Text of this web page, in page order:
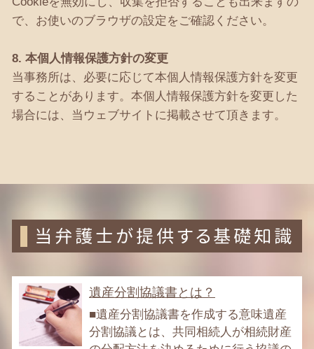
で、お使いのブラウザの設定をご確認ください。
8. 本個人情報保護方針の変更
当事務所は、必要に応じて本個人情報保護方針を変更
することがあります。本個人情報保護方針を変更した
場合には、当ウェブサイトに掲載させて頂きます。
当弁護士が提供する基礎知識
遺産分割協議書とは？
■遺産分割協議書を作成する意味遺産
分割協議とは、共同相続人が相続財産